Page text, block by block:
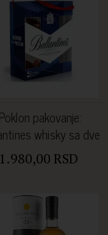
Poklon pakovanje:
whisky sa dve
čaše 40%, 0,70L
1.980,00 RSD